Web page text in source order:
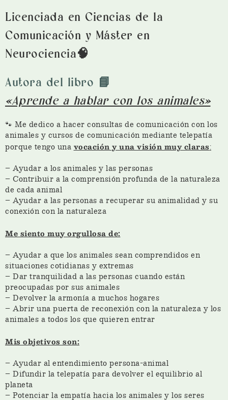
Licenciada en Ciencias de la
Comunicación y Máster en
Neurociencia🧠
Autora del libro 📘
«Aprende a hablar con los animales»
🐾 Me dedico a hacer consultas de comunicación con los
animales y cursos de comunicación mediante telepatía
porque tengo una vocación y una visión muy claras :
– Ayudar a los animales y las personas
– Contribuir a la comprensión profunda de la naturaleza
de cada animal
– Ayudar a las personas a recuperar su animalidad y su
conexión con la naturaleza
Me siento muy orgullosa de:
– Ayudar a que los animales sean comprendidos en
situaciones cotidianas y extremas
– Dar tranquilidad a las personas cuando están
preocupadas por sus animales
– Devolver la armonía a muchos hogares
– Abrir una puerta de reconexión con la naturaleza y los
animales a todos los que quieren entrar
Mis objetivos son:
– Ayudar al entendimiento persona-animal
– Difundir la telepatía para devolver el equilibrio al
planeta
– Potenciar la empatía hacia los animales y los seres